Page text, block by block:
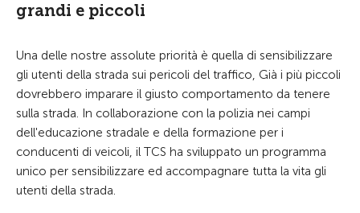
grandi e piccoli
Una delle nostre assolute priorità è quella di sensibilizzare
gli utenti della strada sui pericoli del traffico, Già i più piccoli
dovrebbero imparare il giusto comportamento da tenere
sulla strada. In collaborazione con la polizia nei campi
dell'educazione stradale e della formazione per i
conducenti di veicoli, il TCS ha sviluppato un programma
unico per sensibilizzare ed accompagnare tutta la vita gli
utenti della strada.